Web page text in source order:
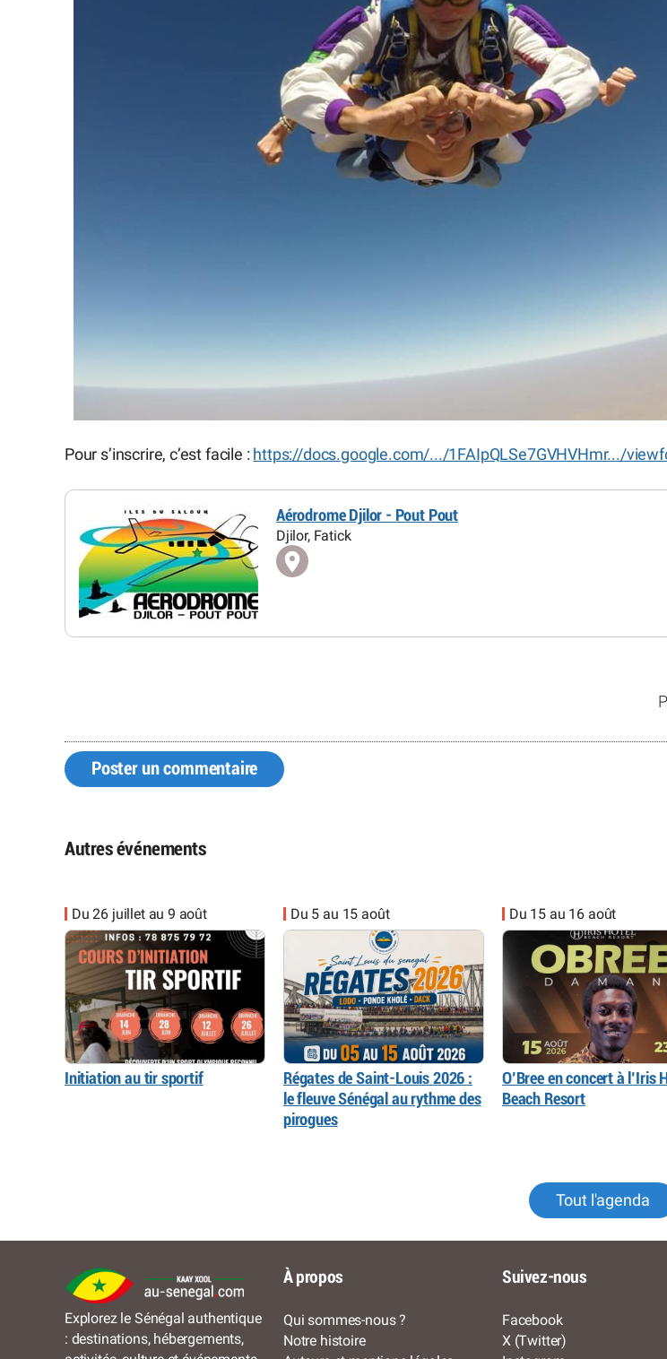
Pour s’inscrire, c’est facile : https://docs.google.com/.../1FAIpQLSe7GVHVHmr.../
Aérodrome Djilor - Pout Pout
Djilor, Fatick
Poster un commentaire
Autres événements
Du 26 juillet au 9 août
Initiation au tir sportif
Du 5 au 15 août
Régates de Saint-Louis 2026 :
le fleuve Sénégal au rythme des
pirogues
Du 15 au 16 août
O’Bree en concert à l’Iris
Beach Resort
Tout l'agenda
Explorez le Sénégal authentique
: destinations, hébergements,
À propos
Qui sommes-nous ?
Notre histoire
Suivez-nous
Facebook
X (Twitter)